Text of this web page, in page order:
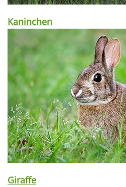
Kaninchen
Giraffe